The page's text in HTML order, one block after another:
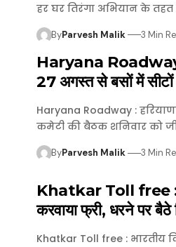
हर घर तिरंगा अभियान के
ByParvesh Malik 3 Min
Haryana Roadway :
27 अगस्त से बसों में सीटों
Haryana Roadway :
कमेटी की बैठक शनिवार को
ByParvesh Malik 3 Min
Khatkar Toll free :
करवाया फ्री, धरने पर बैठे
Khatkar Toll free :